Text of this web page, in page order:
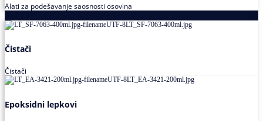
Alati za podešavanje saosnosti osovina
Čistači
Čistači
Epoksidni lepkovi